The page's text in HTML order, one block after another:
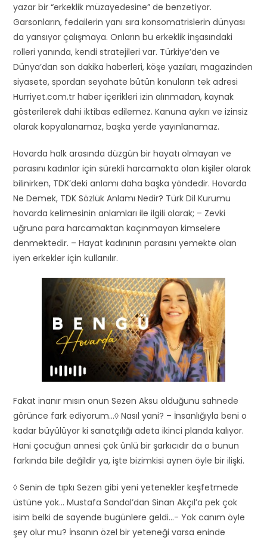
yazar bir “erkeklik müzayedesine” de benzetiyor.
Garsonların, fedailerin yanı sıra konsomatrislerin dünyası
da yansıyor çalışmaya. Onların bu erkeklik inşasındaki
rolleri yanında, kendi stratejileri var. Türkiye’den ve
Dünya’dan son dakika haberleri, köşe yazıları, magazinden
siyasete, spordan seyahate bütün konuların tek adresi
Hurriyet.com.tr haber içerikleri izin alınmadan, kaynak
gösterilerek dahi iktibas edilemez. Kanuna aykırı ve izinsiz
olarak kopyalanamaz, başka yerde yayınlanamaz.
Hovarda halk arasında düzgün bir hayatı olmayan ve
parasını kadınlar için sürekli harcamakta olan kişiler olarak
bilinirken, TDK’deki anlamı daha başka yöndedir. Hovarda
Ne Demek, TDK Sözlük Anlamı Nedir? Türk Dil Kurumu
hovarda kelimesinin anlamları ile ilgili olarak; – Zevki
uğruna para harcamaktan kaçınmayan kimselere
denmektedir. – Hayat kadınının parasını yemekte olan
iyen erkekler için kullanılır.
Fakat inanır mısın onun Sezen Aksu olduğunu sahnede
görünce fark ediyorum…◊ Nasıl yani? – İnsanlığıyla beni o
kadar büyülüyor ki sanatçılığı adeta ikinci planda kalıyor.
Hani çocuğun annesi çok ünlü bir şarkıcıdır da o bunun
farkında bile değildir ya, işte bizimkisi aynen öyle bir ilişki.
◊ Senin de tıpkı Sezen gibi yeni yetenekler keşfetmede
üstüne yok… Mustafa Sandal’dan Sinan Akçıl’a pek çok
isim belki de sayende bugünlere geldi…- Yok canım öyle
şey olur mu? İnsanın özel bir yeteneği varsa eninde